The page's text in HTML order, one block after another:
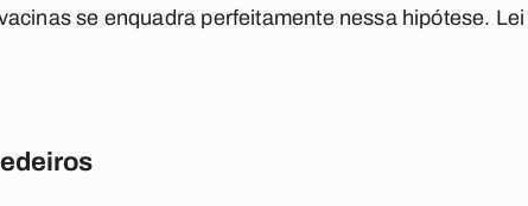
se enquadra perfeitamente nessa hipótese.